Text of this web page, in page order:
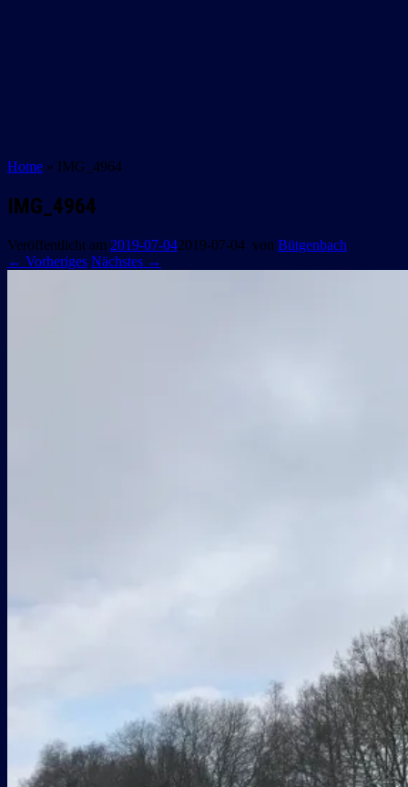
Home » IMG_4964
IMG_4964
Veröffentlicht am 2019-07-042019-07-04 von Bütgenbach
← Vorheriges Nächstes →